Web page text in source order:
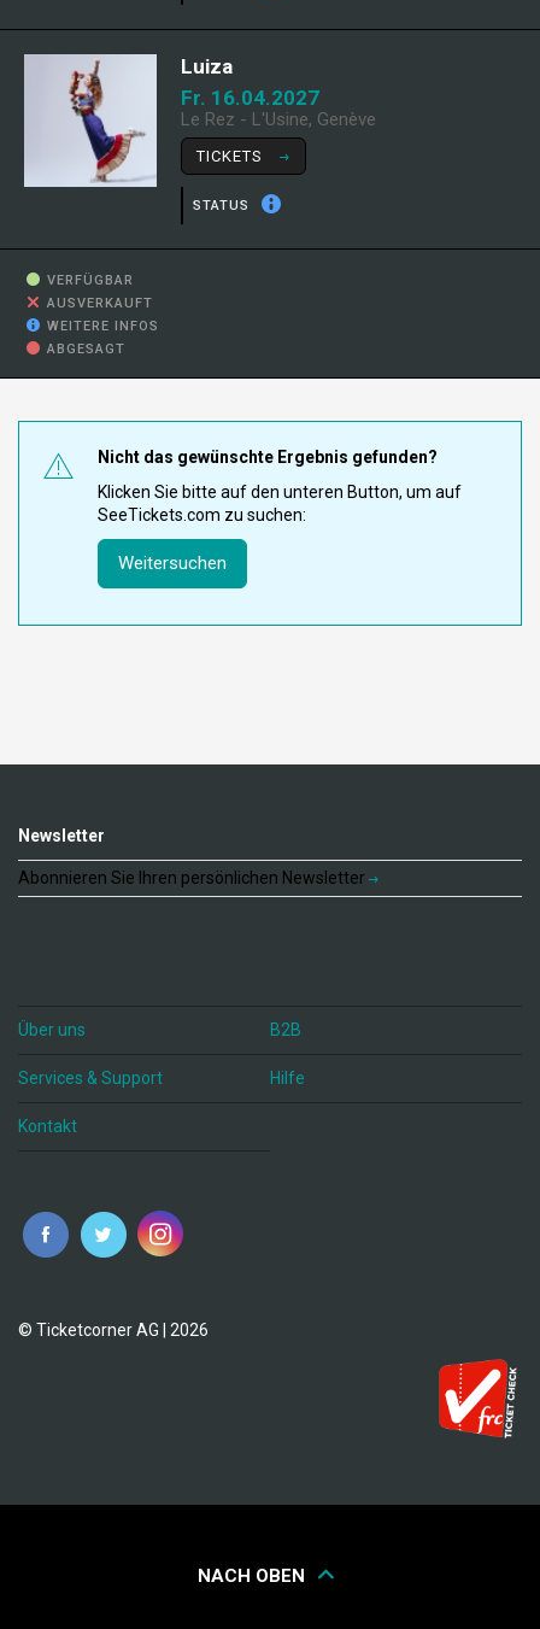
Luiza
Fr. 16.04.2027
Le Rez - L'Usine, Genève
TICKETS
STATUS
VERFÜGBAR
AUSVERKAUFT
WEITERE INFOS
ABGESAGT
Nicht das gewünschte Ergebnis gefunden?
Klicken Sie bitte auf den unteren Button, um auf
SeeTickets.com zu suchen:
Weitersuchen
Newsletter
Abonnieren Sie Ihren persönlichen Newsletter
Über uns B2B
Services & Support Hilfe
Kontakt
© Ticketcorner AG | 2026
NACH OBEN